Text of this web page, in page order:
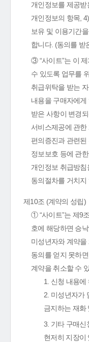
개인정보를 제공
개인정보의 항목,
보유 및 이용기간
합니다. (동의를 받
③ “사이트”는 이
수 있도록 업무를
취급위탁을 받는
내용을 구매자에
받은 사항이 변경
서비스제공에 관한
편의증진과 관련
정보보호 등에 관
개인정보 취급방
동의절차를 거치지
제10조 (계약의 성립)
① “사이트”는 제9
호에 해당하면 승
미성년자와 계약
동의를 얻지 못하
계약을 취소할 수
1. 신청 내용에
2. 미성년자가
금지하는 재화
3. 기타 구매신
현저히 지장이